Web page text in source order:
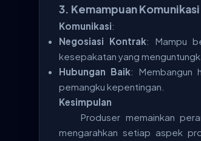
3. Kemampuan
Komunikasi:
Negosiasi Kontrak: Mampu
kesepakatan yang
Hubungan Baik: Membangun
pemangku kepentingan.
Kesimpulan
Produser memainkan
mengarahkan setiap aspek